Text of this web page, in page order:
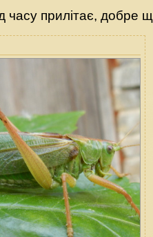
часу прилітає, добре